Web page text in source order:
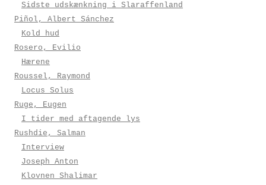
Sidste udskænkning i Slaraffenland
Piñol, Albert Sánchez
Kold hud
Rosero, Evilio
Hærene
Roussel, Raymond
Locus Solus
Ruge, Eugen
I tider med aftagende lys
Rushdie, Salman
Interview
Joseph Anton
Klovnen Shalimar